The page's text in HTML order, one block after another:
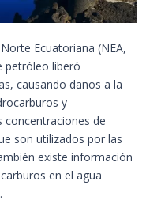
Ecuatoriana (NEA,
petróleo liberó
causando daños a la
y
concentraciones de
son utilizados por las
existe información
en el agua